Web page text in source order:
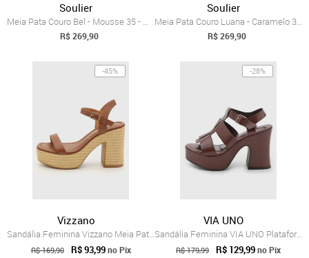
Soulier
Meia Pata Couro Bel - Mousse 35 - mousse
R$ 269,90
Soulier
Meia Pata Couro Luana - Caramelo 39 - caramelo
R$ 269,90
-45%
Vizzano
Sandália Feminina Vizzano Meia Pata Marrom
R$ 169,90 R$ 93,99 no Pix
-28%
VIA UNO
Sandália Feminina VIA UNO Plataforma Marrom
R$ 179,99 R$ 129,99no Pix